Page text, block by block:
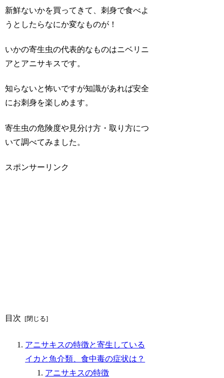
新鮮ないかを買ってきて、刺身で食べよ
うとしたらなにか変なものが！
いかの寄生虫の代表的なものはニベリニ
アとアニサキスです。
知らないと怖いですが知識があれば安全
にお刺身を楽しめます。
寄生虫の危険度や見分け方・取り方につ
いて調べてみました。
スポンサーリンク
目次
アニサキスの特徴と寄生している
イカと魚介類、食中毒の症状は？
アニサキスの特徴